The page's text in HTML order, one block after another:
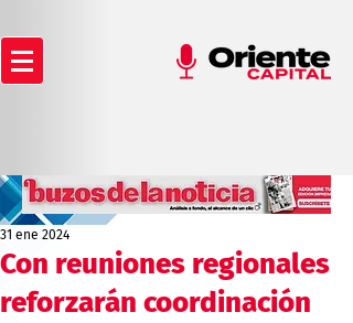
Con reuniones regionales
reforzarán coordinación
31 ene 2024